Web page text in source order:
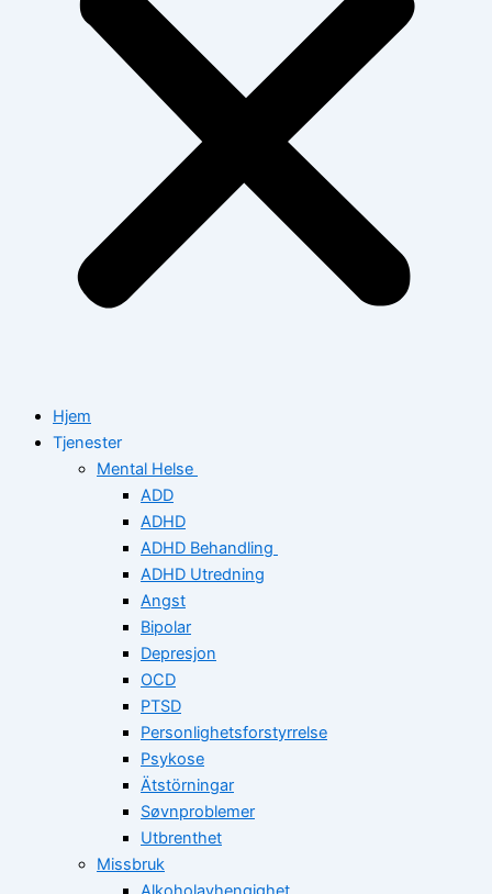
Hjem
Tjenester
Mental Helse
ADD
ADHD
ADHD Behandling
ADHD Utredning
Angst
Bipolar
Depresjon
OCD
PTSD
Personlighetsforstyrrelse
Psykose
Ätstörningar
Søvnproblemer
Utbrenthet
Missbruk